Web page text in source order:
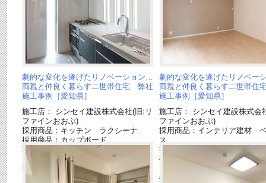
劇的な変化を遂げたリノベーション…
両親と仲良く暮らす二世帯住宅 弊社
施工事例［愛知県］
施工店： シンセイ建設株式会社(旧:リ
ファインおおぶ)
採用商品：キッチン ラクシーナ
採用商品：カップボード
採用商品：アーキスペックフロアS石
目A
採用商品：フローリング：アーキスペ
ックシリーズ
劇的な変化を遂げたリノベー
両親と仲良く暮らす二世帯住
施工事例［愛知県］
施工店： シンセイ建設株式会
ファインおおぶ)
採用商品：インテリア建材
ス
採用商品：照明器具
採用商品：フローリング：ア
ックシリーズ
採用商品：TWINフロア